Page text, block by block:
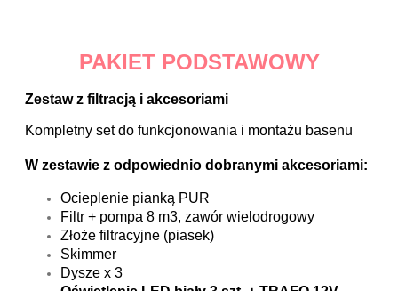
PAKIET PODSTAWOWY
Zestaw z filtracją i akcesoriami
Kompletny set do funkcjonowania i montażu basenu
W zestawie z odpowiednio dobranymi akcesoriami:
Ocieplenie pianką PUR
Filtr + pompa 8 m3, zawór wielodrogowy
Złoże filtracyjne (piasek)
Skimmer
Dysze x 3